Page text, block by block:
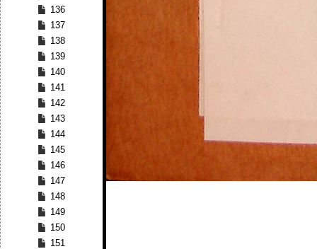
136
137
138
139
140
141
142
143
144
145
146
147
148
149
150
151